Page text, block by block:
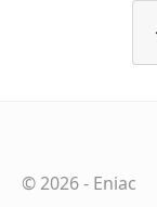
©2026- Eniac